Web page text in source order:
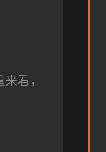
看，